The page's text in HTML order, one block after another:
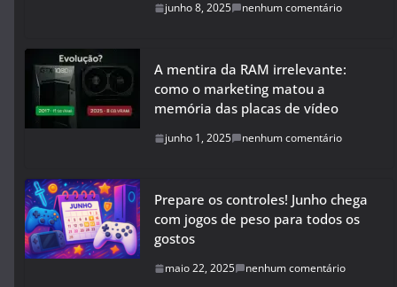
junho 8, 2025 nenhum comentário
A mentira da RAM irrelevante:
como o marketing matou a
memória das placas de vídeo
junho 1, 2025 nenhum comentário
Prepare os controles! Junho chega
com jogos de peso para todos os
gostos
maio 22, 2025 nenhum comentário